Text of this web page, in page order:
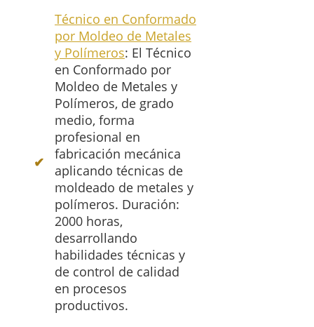
Técnico en Conformado
por Moldeo de Metales
y Polímeros: El Técnico
en Conformado por
Moldeo de Metales y
Polímeros, de grado
medio, forma
profesional en
fabricación mecánica
aplicando técnicas de
moldeado de metales y
polímeros. Duración:
2000 horas,
desarrollando
habilidades técnicas y
de control de calidad
en procesos
productivos.